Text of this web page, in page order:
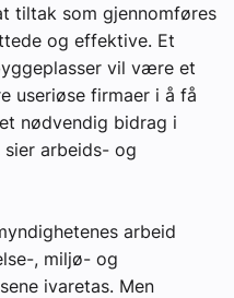
tiltak som gjennomføres
og effektive. Et
vil være et
useriøse firmaer i å få
nødvendig bidrag i
arbeids- og
arbeid
, miljø- og
ivaretas. Men